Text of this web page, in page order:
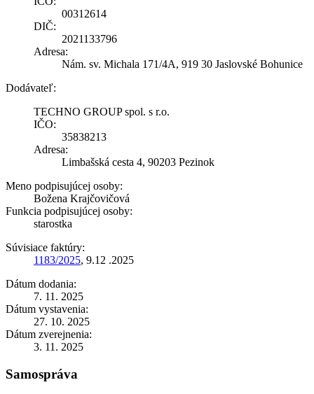
00312614
DIČ:
2021133796
Adresa:
Nám. sv. Michala 171/4A, 919 30 Jaslovské Bohunice
Dodávateľ:
TECHNO GROUP spol. s r.o.
IČO:
35838213
Adresa:
Limbašská cesta 4, 90203 Pezinok
Meno podpisujúcej osoby:
Božena Krajčovičová
Funkcia podpisujúcej osoby:
starostka
Súvisiace faktúry:
1183/2025, 9.12 .2025
Dátum dodania:
7. 11. 2025
Dátum vystavenia:
27. 10. 2025
Dátum zverejnenia:
3. 11. 2025
Samospráva